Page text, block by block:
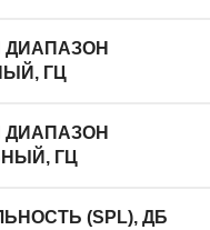
ГЦ
ГЦ
(SPL), ДБ